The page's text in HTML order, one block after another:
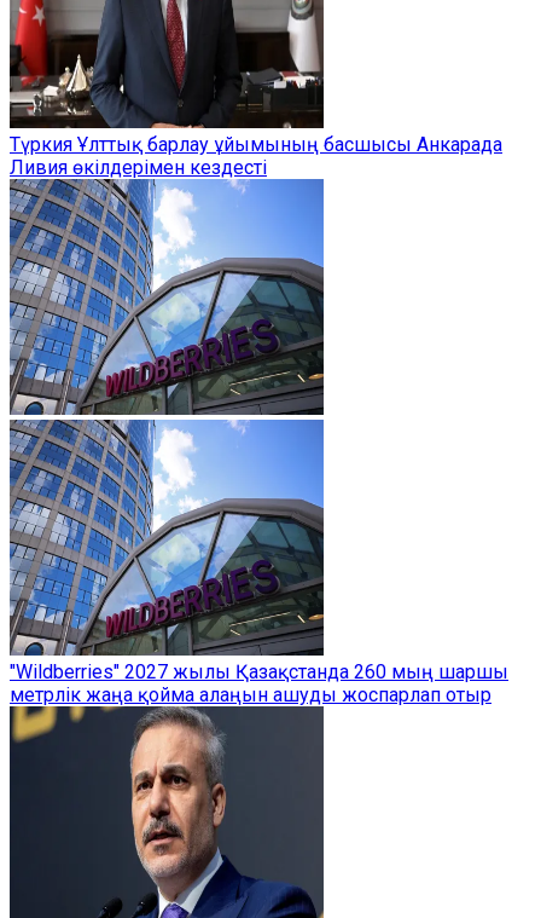
Түркия Ұлттық барлау ұйымының басшысы Анкарада
Ливия өкілдерімен кездесті
"Wildberries" 2027 жылы Қазақстанда 260 мың шаршы
метрлік жаңа қойма алаңын ашуды жоспарлап отыр